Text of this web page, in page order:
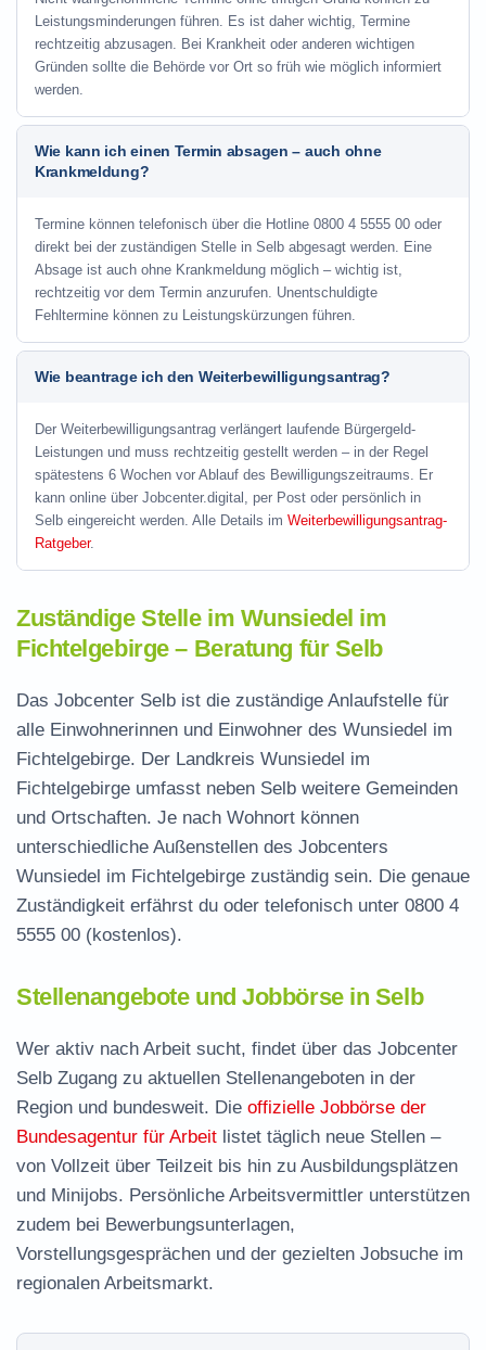
Leistungsminderungen führen. Es ist daher wichtig, Termine
rechtzeitig abzusagen. Bei Krankheit oder anderen wichtigen
Gründen sollte die Behörde vor Ort so früh wie möglich informiert
werden.
Wie kann ich einen Termin absagen – auch ohne
Krankmeldung?
Termine können telefonisch über die Hotline 0800 4 5555 00 oder
direkt bei der zuständigen Stelle in Selb abgesagt werden. Eine
Absage ist auch ohne Krankmeldung möglich – wichtig ist,
rechtzeitig vor dem Termin anzurufen. Unentschuldigte
Fehltermine können zu Leistungskürzungen führen.
Wie beantrage ich den Weiterbewilligungsantrag?
Der Weiterbewilligungsantrag verlängert laufende Bürgergeld-
Leistungen und muss rechtzeitig gestellt werden – in der Regel
spätestens 6 Wochen vor Ablauf des Bewilligungszeitraums. Er
kann online über Jobcenter.digital, per Post oder persönlich in
Selb eingereicht werden. Alle Details im Weiterbewilligungsantrag-
Ratgeber.
Zuständige Stelle im Wunsiedel im
Fichtelgebirge – Beratung für Selb
Das Jobcenter Selb ist die zuständige Anlaufstelle für
alle Einwohnerinnen und Einwohner des Wunsiedel im
Fichtelgebirge. Der Landkreis Wunsiedel im
Fichtelgebirge umfasst neben Selb weitere Gemeinden
und Ortschaften. Je nach Wohnort können
unterschiedliche Außenstellen des Jobcenters
Wunsiedel im Fichtelgebirge zuständig sein. Die genaue
Zuständigkeit erfährst du oder telefonisch unter 0800 4
5555 00 (kostenlos).
Stellenangebote und Jobbörse in Selb
Wer aktiv nach Arbeit sucht, findet über das Jobcenter
Selb Zugang zu aktuellen Stellenangeboten in der
Region und bundesweit. Die offizielle Jobbörse der
Bundesagentur für Arbeit listet täglich neue Stellen –
von Vollzeit über Teilzeit bis hin zu Ausbildungsplätzen
und Minijobs. Persönliche Arbeitsvermittler unterstützen
zudem bei Bewerbungsunterlagen,
Vorstellungsgesprächen und der gezielten Jobsuche im
regionalen Arbeitsmarkt.